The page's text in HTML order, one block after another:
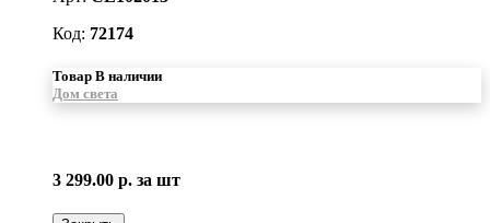
Код: 72174
Товар В наличии
Дом света
3 299.00 р. за шт